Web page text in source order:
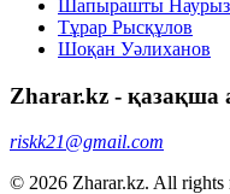
Шапырашты
Тұрар Рысқұлов
Шоқан Уәлиханов
Zharar.kz - қазақша
riskk21@gmail.com
© 2026 Zharar.kz. All rights